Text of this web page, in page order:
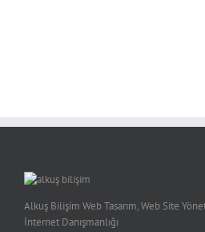
Alkuş Bilişim Web Tasarım, Web Site
İnternet Danışmanlığı